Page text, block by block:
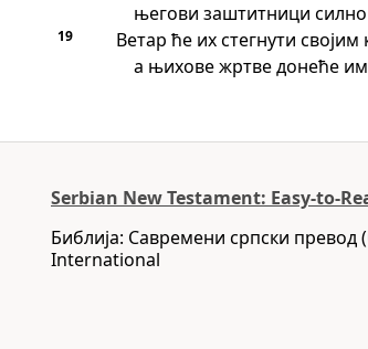
његови заштитници
19
Ветар ће их стегнути
а њихове жртве донеће
Serbian New Testament: Easy-to-
Библија: Савремени српски
International